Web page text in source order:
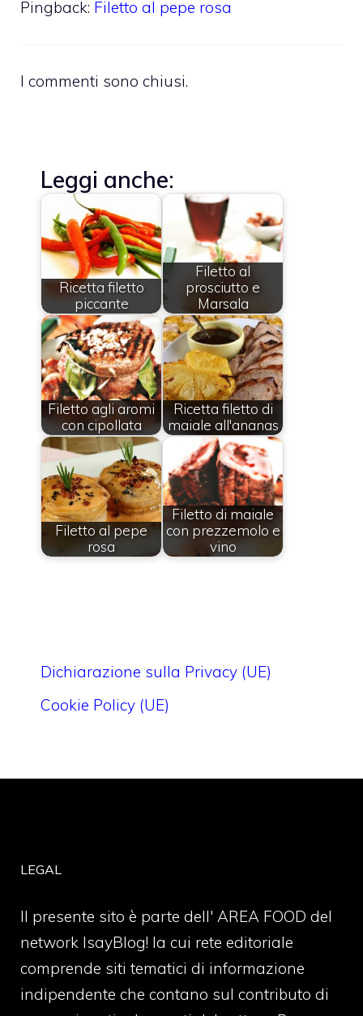
Pingback: Filetto al pepe rosa
I commenti sono chiusi.
Leggi anche:
Ricetta filetto
piccante
Filetto al
prosciutto e
Marsala
Filetto agli aromi
con cipollata
Ricetta filetto di
maiale all'ananas
Filetto al pepe
rosa
Filetto di maiale
con prezzemolo e
vino
Dichiarazione sulla Privacy (UE)
Cookie Policy (UE)
LEGAL
Il presente sito è parte dell' AREA FOOD del
network IsayBlog! la cui rete editoriale
comprende siti tematici di informazione
indipendente che contano sul contributo di